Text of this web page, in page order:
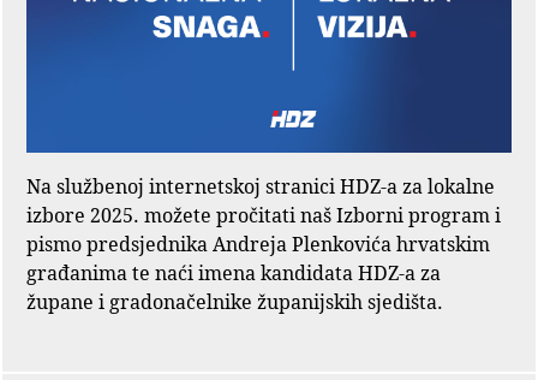
Na službenoj internetskoj stranici HDZ-a za lokalne
izbore 2025. možete pročitati naš Izborni program i
pismo predsjednika Andreja Plenkovića hrvatskim
građanima te naći imena kandidata HDZ-a za
župane i gradonačelnike županijskih sjedišta.